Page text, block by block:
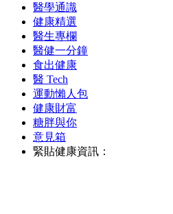
醫學通識
健康精選
醫生專欄
醫健一分鐘
食出健康
醫 Tech
運動懶人包
健康財富
糖胖與你
意見箱
緊貼健康資訊：